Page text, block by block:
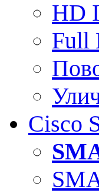
HD
Full
Cisco